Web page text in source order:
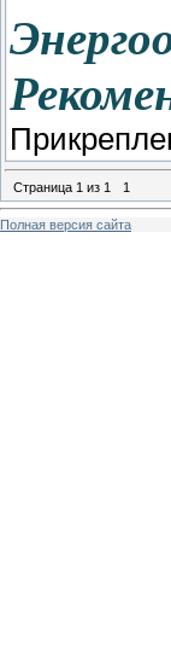
Страница 1 из 1 1
Полная версия сайта